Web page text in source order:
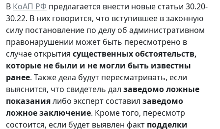
В КоАП РФ предлагается внести новые статьи 30.20-
30.22. В них говорится, что вступившее в законную
силу постановление по делу об административном
правонарушении может быть пересмотрено в
случае открытия существенных обстоятельств,
которые не были и не могли быть известны
ранее. Также дела будут пересматривать, если
выяснится, что свидетель дал заведомо ложные
показаниялибо эксперт составил заведомо
ложное заключение. Кроме того, пересмотр
состоится, если будет выявлен факт подделки